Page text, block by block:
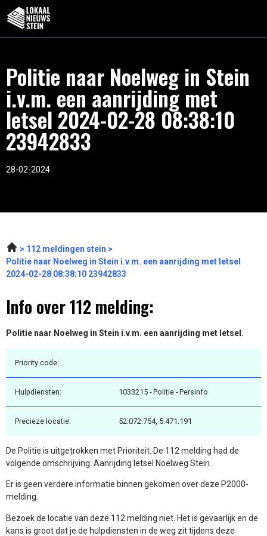
Politie naar Noelweg in Stein
i.v.m. een aanrijding met
letsel 2024-02-28 08:38:10
23942833
28-02-2024
112 meldingen stein
Politie naar Noelweg in Stein i.v.m. een aanrijding met letsel
2024-02-28 08:38:10 23942833
Info over 112 melding:
Politie naar Noelweg in Stein i.v.m. een aanrijding met letsel.
Priority code:
Hulpdiensten: 1033215 - Politie - Persinfo
Precieze locatie: 52.072.754, 5.471.191
De Politie is uitgetrokken met Prioriteit. De 112 melding had de
volgende omschrijving: Aanrijding letsel Noelweg Stein.
Er is geen verdere informatie binnen gekomen over deze P2000-
melding.
Bezoek de locatie van deze 112 melding niet. Het is gevaarlijk en de
kans is groot dat je de hulpdiensten in de weg zit tijdens deze